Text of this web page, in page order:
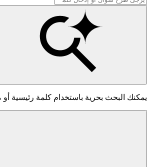
يمكنك البحث بحرية باستخدام كلمة رئيسية